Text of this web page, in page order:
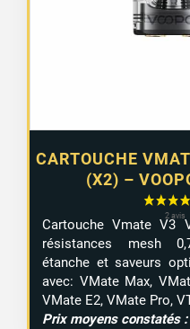
CARTOUCHE
(X2) –
Cartouche Vmate V3
résistances mesh
étanche et saveurs
avec: VMate Max,
VMate E2, VMate Pro,
Prix moyens constatés